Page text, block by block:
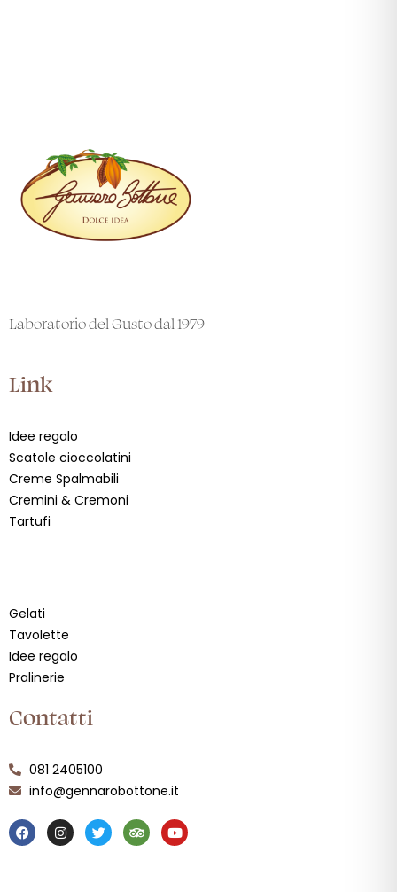
Laboratorio del Gusto dal 1979
Link
Idee regalo
Scatole cioccolatini
Creme Spalmabili
Cremini & Cremoni
Tartufi
Gelati
Tavolette
Idee regalo
Pralinerie
Contatti
081 2405100
info@gennarobottone.it